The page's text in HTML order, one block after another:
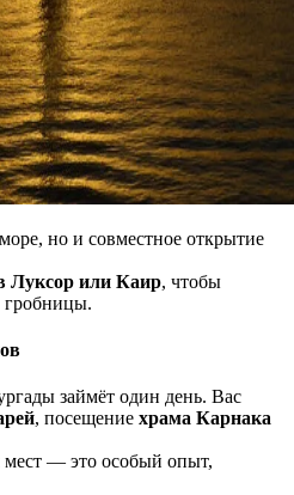
но и совместное открытие
Луксор или Каир, чтобы
гробницы.
займёт один день. Вас
, посещение храма Карнака
мест — это особый опыт,